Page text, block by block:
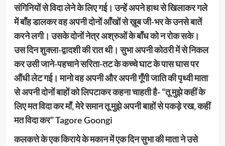
संगिनियों से विदा लेने के लिए गई। उन्हें अपने हाथ से खिलाकर गले
में बाँह डालकर वह अपनी दोनों आँखों से ख़ूब जी-भर के उनसे बातें
करने लगी। उसके दोनों नेत्र अश्रुओं के बाँध को न रोक सके।
उस दिन शुक्ला-द्वादशी की रात थी। सुभा अपनी कोठरी में से निकल
कर उसी जाने-पहचाने सरिता-तट के कच्चे घाट के पास घास पर
औंधी लेट गई। मानो वह अपनी और अपनी गूँगी जाति की पृथ्वी माता
से अपनी दोनों बाहों को लिपटाकर कहना चाहती है- “तू मुझे कहीं के
लिए मत विदा कर माँ, मेरे समान तू मुझे अपनी बाहों से पकड़े रख, कहीं
मत विदा कर” Tagore Goongi
कलकत्ते के एक किराये के मकान में एक दिन सुभा की माता ने उसे